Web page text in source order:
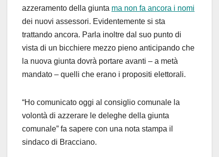
azzeramento della giunta ma non fa ancora i nomi
dei nuovi assessori. Evidentemente si sta
trattando ancora. Parla inoltre dal suo punto di
vista di un bicchiere mezzo pieno anticipando che
la nuova giunta dovrà portare avanti – a metà
mandato – quelli che erano i propositi elettorali.
“Ho comunicato oggi al consiglio comunale la
volontà di azzerare le deleghe della giunta
comunale” fa sapere con una nota stampa il
sindaco di Bracciano.